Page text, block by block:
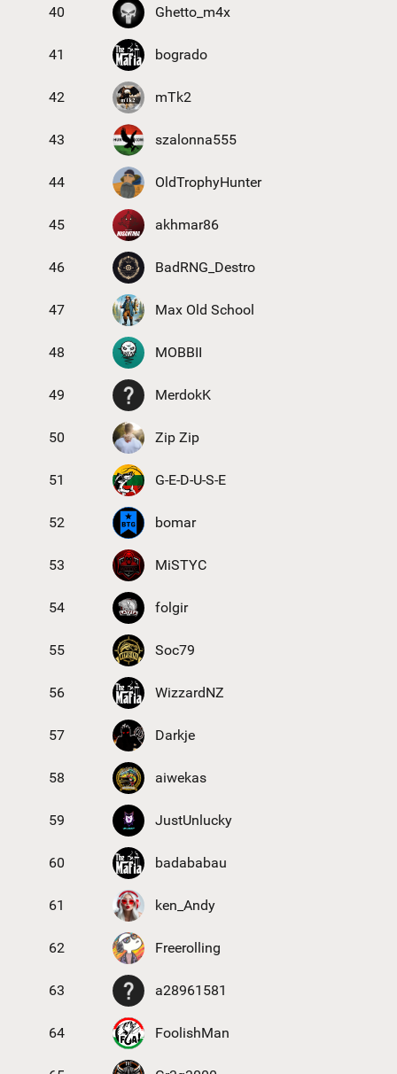
40 Ghetto_m4x
41 bogrado
42 mTk2
43 szalonna555
44 OldTrophyHunter
45 akhmar86
46 BadRNG_Destro
47 Max Old School
48 MOBBII
49 MerdokK
50 Zip Zip
51 G-E-D-U-S-E
52 bomar
53 MiSTYC
54 folgir
55 Soc79
56 WizzardNZ
57 Darkje
58 aiwekas
59 JustUnlucky
60 badababau
61 ken_Andy
62 Freerolling
63 a28961581
64 FoolishMan